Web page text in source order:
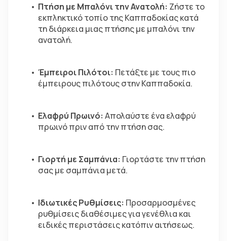
Πτήση με Μπαλόνι την Ανατολή: Ζήστε το
εκπληκτικό τοπίο της Καππαδοκίας κατά
τη διάρκεια μιας πτήσης με μπαλόνι την
ανατολή.
Έμπειροι Πιλότοι: Πετάξτε με τους πιο
έμπειρους πιλότους στην Καππαδοκία.
Ελαφρύ Πρωινό: Απολαύστε ένα ελαφρύ
πρωινό πριν από την πτήση σας.
Γιορτή με Σαμπάνια: Γιορτάστε την πτήση
σας με σαμπάνια μετά.
Ιδιωτικές Ρυθμίσεις: Προσαρμοσμένες
ρυθμίσεις διαθέσιμες για γενέθλια και
ειδικές περιστάσεις κατόπιν αιτήσεως.